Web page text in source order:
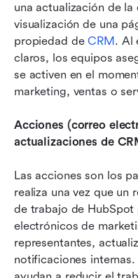
una actualización de
visualización de una
propiedad de CRM. Al
claros, los equipos
se activen en el
marketing, ventas o
Acciones (correo
actualizaciones de
Las acciones son los
realiza una vez que un
de trabajo de HubSpot
electrónicos de
representantes,
notificaciones